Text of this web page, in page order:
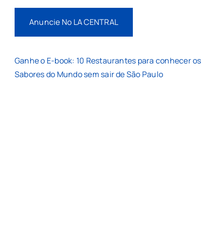
Anuncie No LA CENTRAL
Ganhe o E-book: 10 Restaurantes para conhecer os
Sabores do Mundo sem sair de São Paulo